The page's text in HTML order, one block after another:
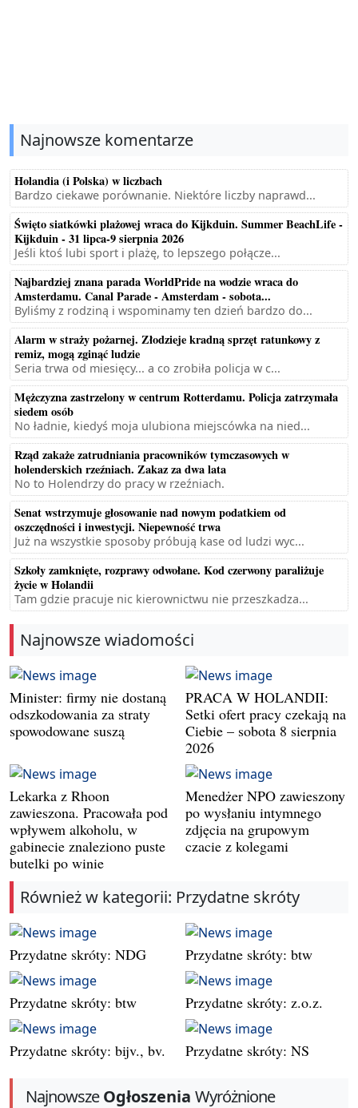
Najnowsze komentarze
Holandia (i Polska) w liczbach
Bardzo ciekawe porównanie. Niektóre liczby naprawd...
Święto siatkówki plażowej wraca do Kijkduin. Summer BeachLife -
Kijkduin - 31 lipca-9 sierpnia 2026
Jeśli ktoś lubi sport i plażę, to lepszego połącze...
Najbardziej znana parada WorldPride na wodzie wraca do
Amsterdamu. Canal Parade - Amsterdam - sobota...
Byliśmy z rodziną i wspominamy ten dzień bardzo do...
Alarm w straży pożarnej. Złodzieje kradną sprzęt ratunkowy z
remiz, mogą zginąć ludzie
Seria trwa od miesięcy... a co zrobiła policja w c...
Mężczyzna zastrzelony w centrum Rotterdamu. Policja zatrzymała
siedem osób
No ładnie, kiedyś moja ulubiona miejscówka na nied...
Rząd zakaże zatrudniania pracowników tymczasowych w
holenderskich rzeźniach. Zakaz za dwa lata
No to Holendrzy do pracy w rzeźniach.
Senat wstrzymuje głosowanie nad nowym podatkiem od
oszczędności i inwestycji. Niepewność trwa
Już na wszystkie sposoby próbują kase od ludzi wyc...
Szkoły zamknięte, rozprawy odwołane. Kod czerwony paraliżuje
życie w Holandii
Tam gdzie pracuje nic kierownictwu nie przeszkadza...
Najnowsze wiadomości
Minister: firmy nie dostaną
odszkodowania za straty
spowodowane suszą
PRACA W HOLANDII:
Setki ofert pracy czekają na
Ciebie – sobota 8 sierpnia
2026
Lekarka z Rhoon
zawieszona. Pracowała pod
wpływem alkoholu, w
gabinecie znaleziono puste
butelki po winie
Menedżer NPO zawieszony
po wysłaniu intymnego
zdjęcia na grupowym
czacie z kolegami
Również w kategorii: Przydatne skróty
Przydatne skróty: NDG Przydatne skróty: btw
Przydatne skróty: btw Przydatne skróty: z.o.z.
Przydatne skróty: bijv., bv. Przydatne skróty: NS
NajnowszeOgłoszenia Wyróżnione